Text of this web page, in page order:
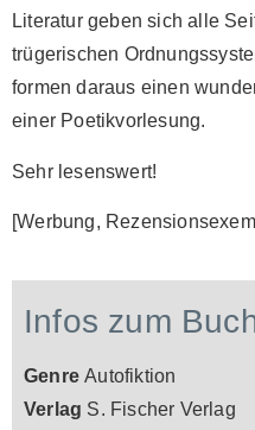
Literatur geben sich alle
trügerischen
formen daraus einen
einer Poetikvorlesung.
Sehr lesenswert!
[Werbung,
Infos zum
GenreAutofiktion
Verlag S. Fischer Verlag